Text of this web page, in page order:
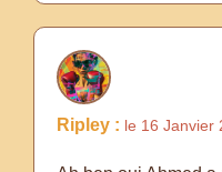
Ripley : le 16 Janvier